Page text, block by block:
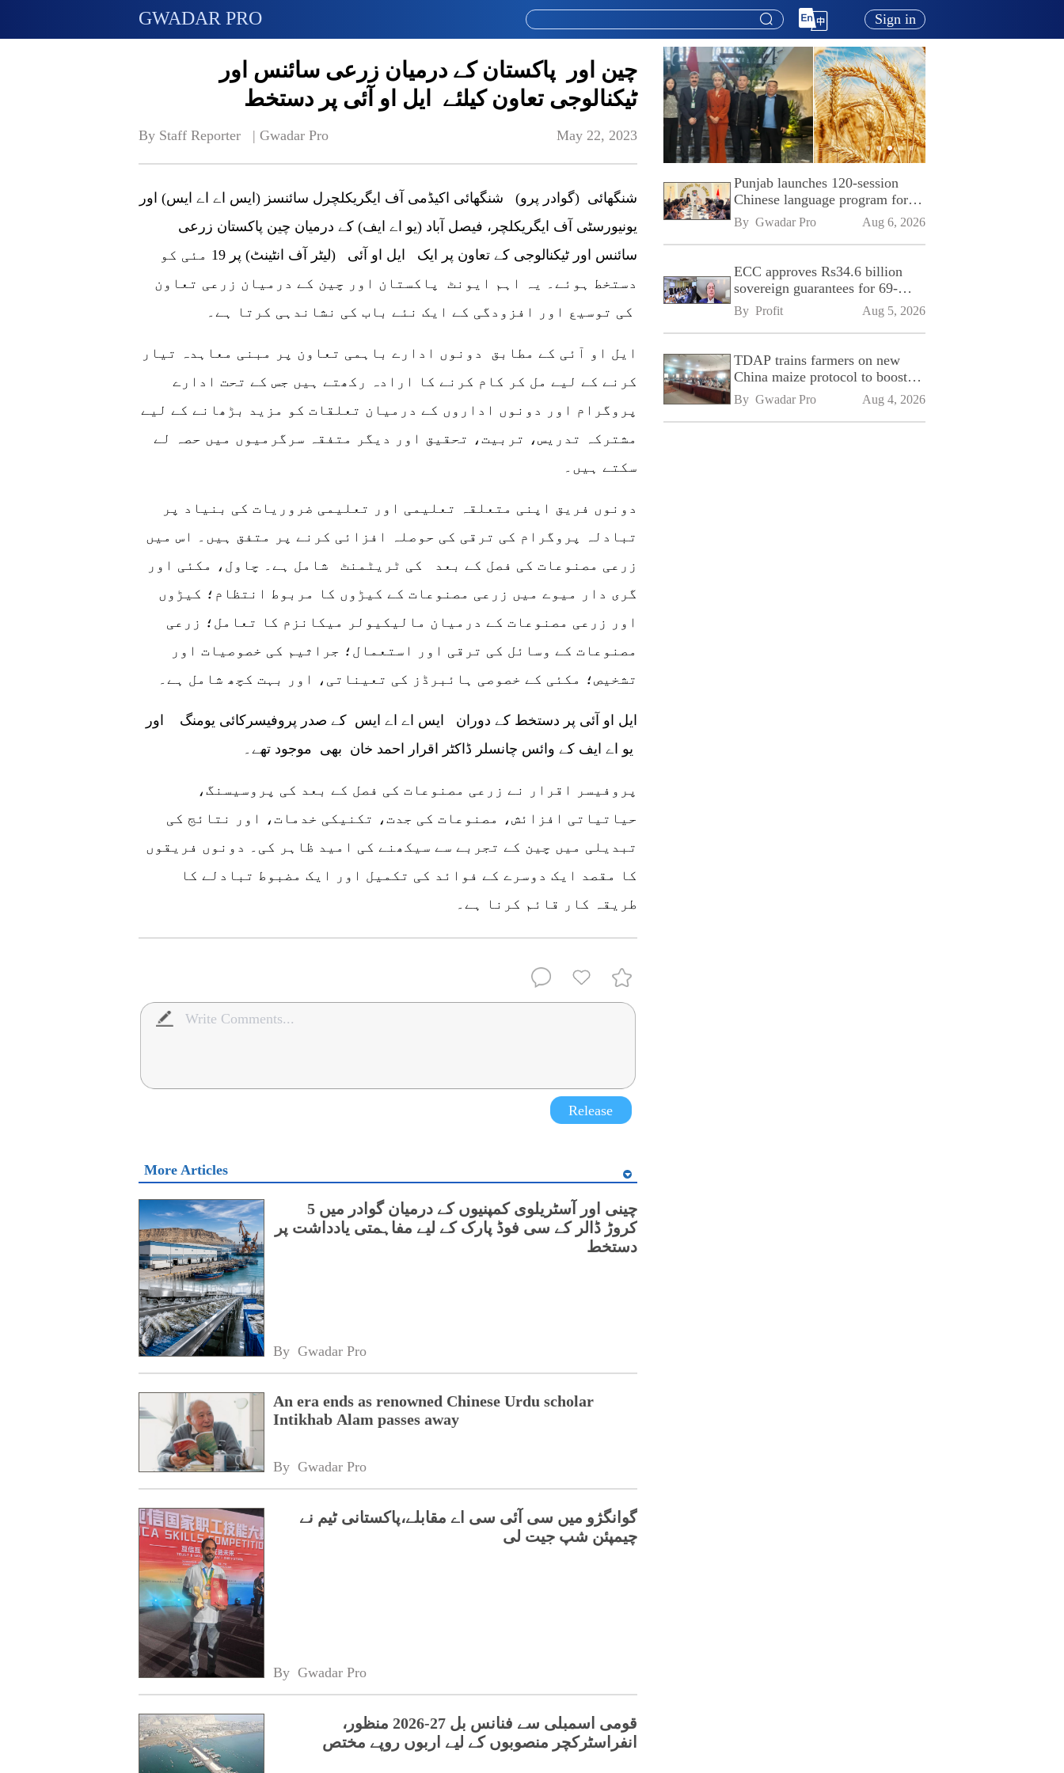
GWADAR PRO Sign in
چین اور پاکستان کے درمیان زرعی سائنس اور
ٹیکنالوجی تعاون کیلئے ایل او آئی پر دستخط
By Staff Reporter   | Gwadar Pro May 22, 2023
شنگھائی (گوادر پرو) شنگھائی اکیڈمی آف ایگریکلچرل سائنسز (ایس اے اے ایس) اور
یونیورسٹی آف ایگریکلچر، فیصل آباد (یو اے ایف) کے درمیان چین پاکستان زرعی
سائنس اور ٹیکنالوجی کے تعاون پر ایک ایل او آئی (لیٹر آف انٹینٹ) پر 19 مئی کو
دستخط ہوئے۔ یہ اہم ایونٹ پاکستان اور چین کے درمیان زرعی تعاون
ایل او آئی کے مطابق دونوں ادارے باہمی تعاون پر مبنی معاہدہ تیار
کرنے کے لیے مل کر کام کرنے کا ارادہ رکھتے ہیں جس کے تحت ادارے
پروگرام اور دونوں اداروں کے درمیان تعلقات کو مزید بڑھانے کے لیے
مشترکہ تدریس، تربیت، تحقیق اور دیگر متفقہ سرگرمیوں میں حصہ لے
سکتے ہیں۔
دونوں فریق اپنی متعلقہ تعلیمی اور تعلیمی ضروریات کی بنیاد پر
تبادلہ پروگرام کی ترقی کی حوصلہ افزائی کرنے پر متفق ہیں۔ اس میں
زرعی مصنوعات کی فصل کے بعد کی ٹریٹمنٹ شامل ہے۔ چاول، مکئی اور
گری دار میوے میں زرعی مصنوعات کے کیڑوں کا مربوط انتظام؛ کیڑوں
اور زرعی مصنوعات کے درمیان مالیکیولر میکانزم کا تعامل؛ زرعی
مصنوعات کے وسائل کی ترقی اور استعمال؛ جراثیم کی خصوصیات اور
تشخیص؛ مکئی کے خصوصی ہائبرڈز کی تعیناتی، اور بہت کچھ شامل ہے۔
ایل او آئی پر دستخط کے دوران ایس اے اے ایس کے صدر پروفیسرکائی یومنگ اور
یو اے ایف کے وائس چانسلر ڈاکٹر اقرار احمد خان بھی موجود تھے۔
پروفیسر اقرار نے زرعی مصنوعات کی فصل کے بعد کی پروسیسنگ،
حیاتیاتی افزائش، مصنوعات کی جدت، تکنیکی خدمات، اور نتائج کی
تبدیلی میں چین کے تجربے سے سیکھنے کی امید ظاہر کی۔ دونوں فریقوں
کا مقصد ایک دوسرے کے فوائد کی تکمیل اور ایک مضبوط تبادلے کا
طریقہ کار قائم کرنا ہے۔
Release
More Articles
چینی اور آسٹریلوی کمپنیوں کے درمیان گوادر میں 5
کروڑ ڈالر کے سی فوڈ پارک کے لیے مفاہمتی یادداشت پر
دستخط
By Gwadar Pro
An era ends as renowned Chinese Urdu scholar
Intikhab Alam passes away
By Gwadar Pro
گوانگژو میں سی آئی سی اے مقابلے،پاکستانی ٹیم نے
چیمپئن شپ جیت لی
By Gwadar Pro
قومی اسمبلی سے فنانس بل 27-2026 منظور،
انفراسٹرکچر منصوبوں کے لیے اربوں روپے مختص
Punjab launches 120-session
Chinese language program for
SPU
By Gwadar Pro Aug 6, 2026
ECC approves Rs34.6 billion
sovereign guarantees for 69-
kilometre Sialkot-Kharian
Motorway
By Profit Aug 5, 2026
TDAP trains farmers on new
China maize protocol to boost
exports
By Gwadar Pro Aug 4, 2026